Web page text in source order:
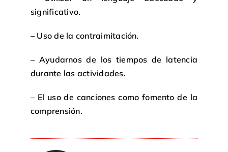
significativo.
– Uso de la contraimitación.
– Ayudarnos de los tiempos de latencia
durante las actividades.
– El uso de canciones como fomento de la
comprensión.